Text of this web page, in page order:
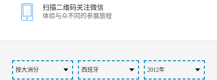
扫描二维码关注微信
体验与众不同的参展旅程